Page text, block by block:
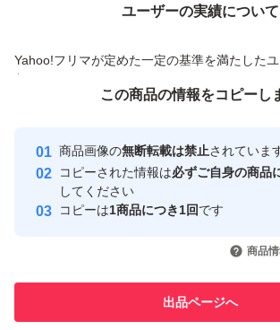
ユーザーの実績について
Yahoo!フリマが定めた一定の基準を満たした
付与しています
安心取引出品者
心・安全なユー
取引実績
引を完了させ
での取引実績が
価格の相談 商
この商品の情報をコピーし
商品画像の無断転載は禁止されていま
コピーされた情報は必ずご自身の商品
してください
コピーは1商品につき1回です
商品
出品ページへ
この商品をみている人にオススメ